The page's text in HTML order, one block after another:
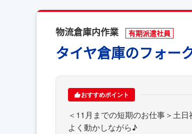
物流倉庫内作業 有期派遣社員
タイヤ倉庫のフォー
おすすめポイント
＜11月までの短期のお仕事＞土
よく動かしながら♪